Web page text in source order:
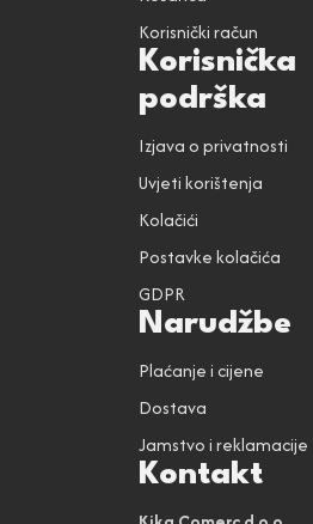
Korisnički račun
Korisnička
podrška
Izjava o privatnosti
Uvjeti korištenja
Kolačići
Postavke kolačića
GDPR
Narudžbe
Plaćanje i cijene
Dostava
Jamstvo i reklamacije
Kontakt